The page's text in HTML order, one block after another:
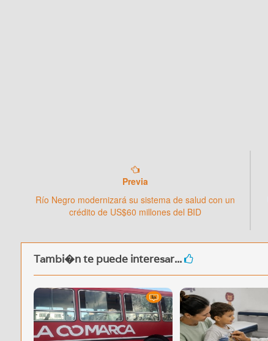
Previa
Río Negro modernizará su sistema de salud con un
crédito de US$60 millones del BID
Tambi�n te puede interesar...